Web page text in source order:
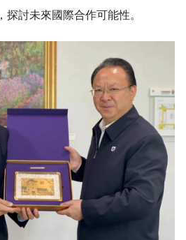
討未來國際合作可能性。